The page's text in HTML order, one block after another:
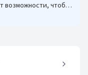
возможности, чтобы